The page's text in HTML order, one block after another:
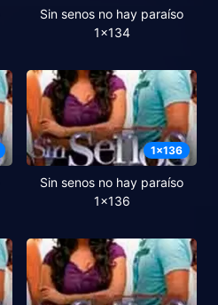
Sin senos no hay paraíso
1x134
1x136
Sin senos no hay paraíso
1x136